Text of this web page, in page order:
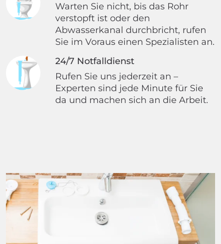
Warten Sie nicht, bis das Rohr
verstopft ist oder den
Abwasserkanal durchbricht, rufen
Sie im Voraus einen Spezialisten an.
24/7 Notfalldienst
Rufen Sie uns jederzeit an –
Experten sind jede Minute für Sie
da und machen sich an die Arbeit.